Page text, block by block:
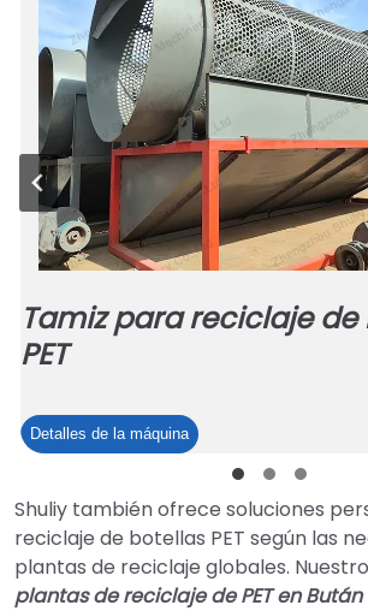
Tamiz para reciclaje
PET
Detalles de la máquinaTamiz
de
botellas
PET
Shuliy también ofrece soluciones
reciclaje de botellas PET según las
plantas de reciclaje globales.
plantas de reciclaje de PET en Bután